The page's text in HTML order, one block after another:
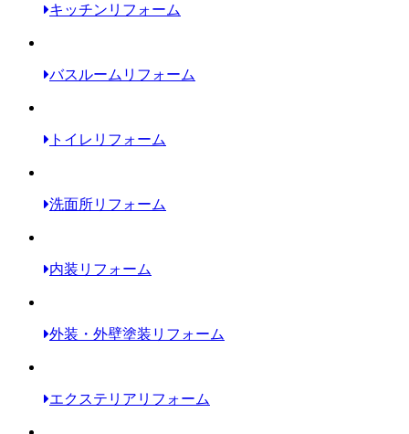
キッチンリフォーム
バスルームリフォーム
トイレリフォーム
洗面所リフォーム
内装リフォーム
外装・外壁塗装リフォーム
エクステリアリフォーム